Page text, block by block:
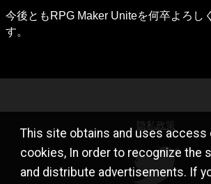
This site obtains and uses access
cookies, In order to recognize the
and distribute advertisements. If
今後ともRPG Maker Uniteを何卒よろし
す。
隐私政策